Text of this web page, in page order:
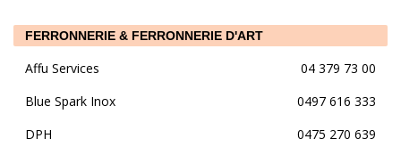
FERRONNERIE & FERRONNERIE D'ART
Affu Services
04 379 73 00
Blue Spark Inox
0497 616 333
DPH
0475 270 639